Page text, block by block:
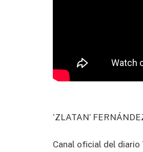
‘ZLATAN’
Canal oficial del diario